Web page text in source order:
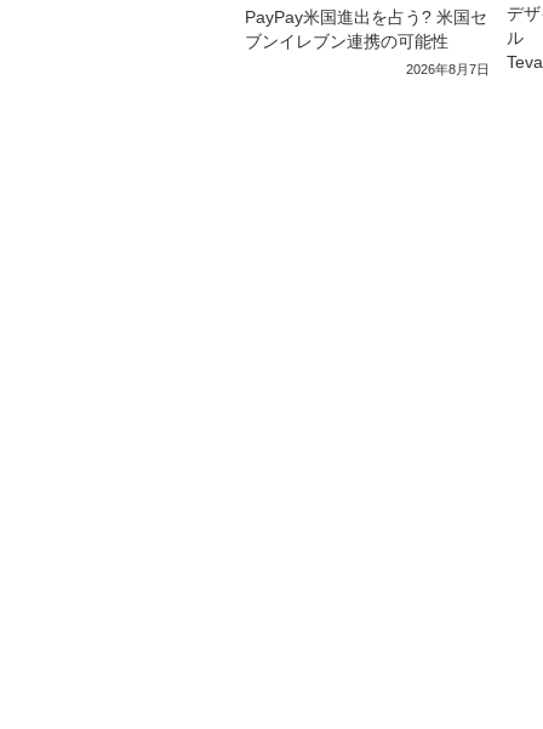
PayPay米国進出を占う? 米国セ
ブンイレブン連携の可能性
2026年8月7日
デ
ル